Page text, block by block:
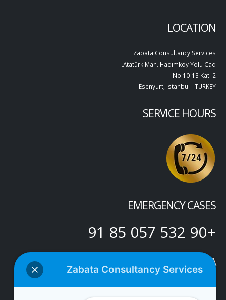
LOCATION
Zabata Consultancy Services
Atatürk Mah. Hadımköy Yolu Cad.
No:10-13 Kat: 2
Esenyurt, Istanbul - TURKEY
SERVICE HOURS
EMERGENCY CASES
+90 532 057 85 91
SOCIAL MEDIA
Zabata Consultancy Services